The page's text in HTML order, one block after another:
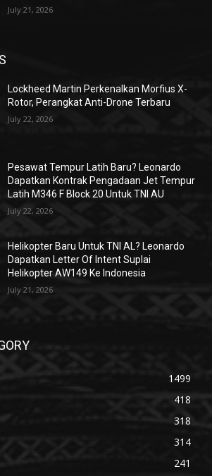
July 21, 2026
Lockheed Martin Perkenalkan Morfius X-
Rotor, Perangkat Anti-Drone Terbaru
July 22, 2026
Pesawat Tempur Latih Baru? Leonardo
Dapatkan Kontrak Pengadaan Jet Tempur
Latih M346 F Block 20 Untuk TNI AU
July 22, 2026
Helikopter Baru Untuk TNI AL? Leonardo
Dapatkan Letter Of Intent Suplai
Helikopter AW149 Ke Indonesia
July 21, 2026
1499
418
318
314
241